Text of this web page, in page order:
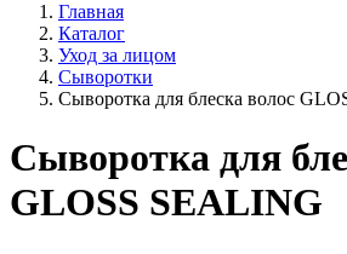
Главная
Каталог
Уход за лицом
Сыворотки
Сыворотка для блеска волос
Сыворотка для
GLOSS SEALING